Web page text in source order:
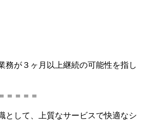
務が３ヶ月以上継続の可能性を指し
＝＝＝＝
として、上質なサービスで快適なシ